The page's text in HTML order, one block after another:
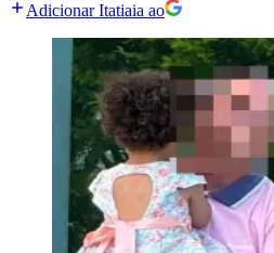
Adicionar Itatiaia ao